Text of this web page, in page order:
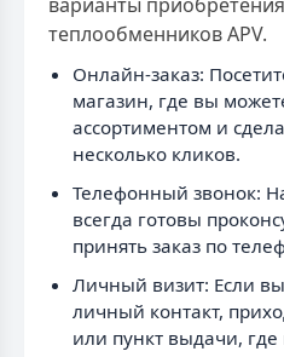
теплообменников APV.
Онлайн-заказ:
магазин, где вы
ассортиментом и
несколько кликов.
Телефонный звонок:
всегда готовы
принять заказ по
Личный визит: Если
личный контакт,
или пункт выдачи,